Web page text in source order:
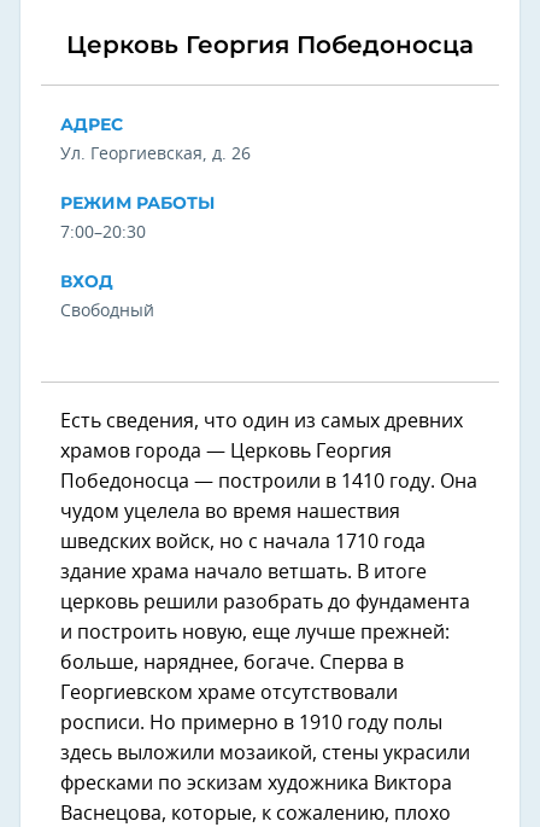
Церковь Георгия Победоносца
АДРЕС
Ул. Георгиевская, д. 26
РЕЖИМ РАБОТЫ
7:00–20:30
ВХОД
Свободный
Есть сведения, что один из самых древних
храмов города — Церковь Георгия
Победоносца — построили в 1410 году. Она
чудом уцелела во время нашествия
шведских войск, но с начала 1710 года
здание храма начало ветшать. В итоге
церковь решили разобрать до фундамента
и построить новую, еще лучше прежней:
больше, наряднее, богаче. Сперва в
Георгиевском храме отсутствовали
росписи. Но примерно в 1910 году полы
здесь выложили мозаикой, стены украсили
фресками по эскизам художника Виктора
Васнецова, которые, к сожалению, плохо